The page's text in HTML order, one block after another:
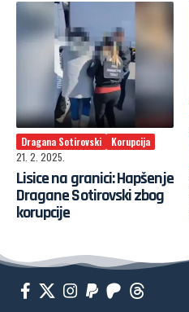
Dragana Sotirovski
Korupcija
21. 2. 2025.
Lisice na granici: Hapšenje
Dragane Sotirovski zbog
korupcije